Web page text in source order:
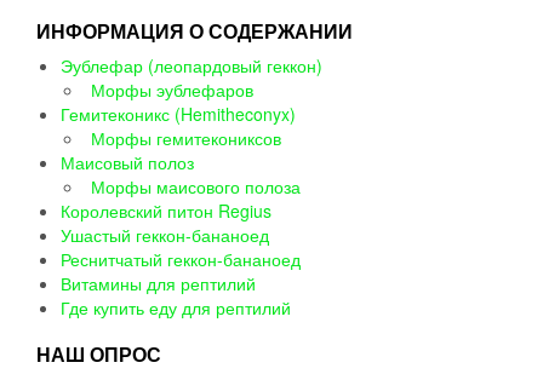
ИНФОРМАЦИЯ О СОДЕРЖАНИИ
Эублефар (леопардовый геккон)
Морфы эублефаров
Гемитеконикс (Hemitheconyx)
Морфы гемитекониксов
Маисовый полоз
Морфы маисового полоза
Королевский питон Regius
Ушастый геккон-бананоед
Реснитчатый геккон-бананоед
Витамины для рептилий
Где купить еду для рептилий
НАШ ОПРОС